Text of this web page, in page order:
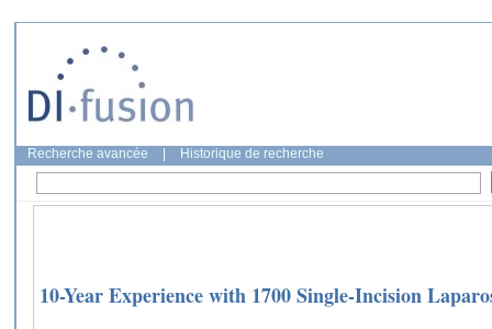
Recherche avancée Historique de recherche
10-Year Experience with 1700 Single-Incision